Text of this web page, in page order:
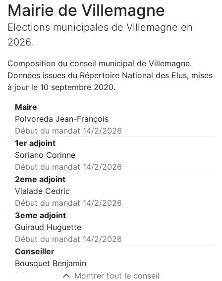
Mairie de Villemagne
Elections municipales de Villemagne en
2026.
Composition du conseil municipal de Villemagne.
Données issues du Répertoire National des Elus, mises
à jour le 10 septembre 2020.
Maire
Polvoreda Jean-François
Début du mandat 14/2/2026
1er adjoint
Soriano Corinne
Début du mandat 14/2/2026
2eme adjoint
Vialade Cedric
Début du mandat 14/2/2026
3eme adjoint
Guiraud Huguette
Début du mandat 14/2/2026
Conseiller
Bousquet Benjamin
Début du mandat14/2/2026
Montrer tout le conseil